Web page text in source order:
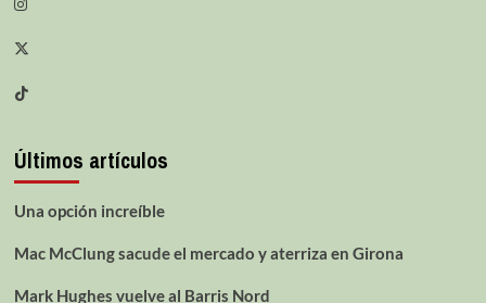
Últimos artículos
Una opción increíble
Mac McClung sacude el mercado y aterriza en Girona
Mark Hughes vuelve al Barris Nord